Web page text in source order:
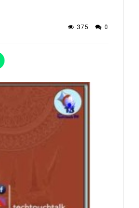
375 0